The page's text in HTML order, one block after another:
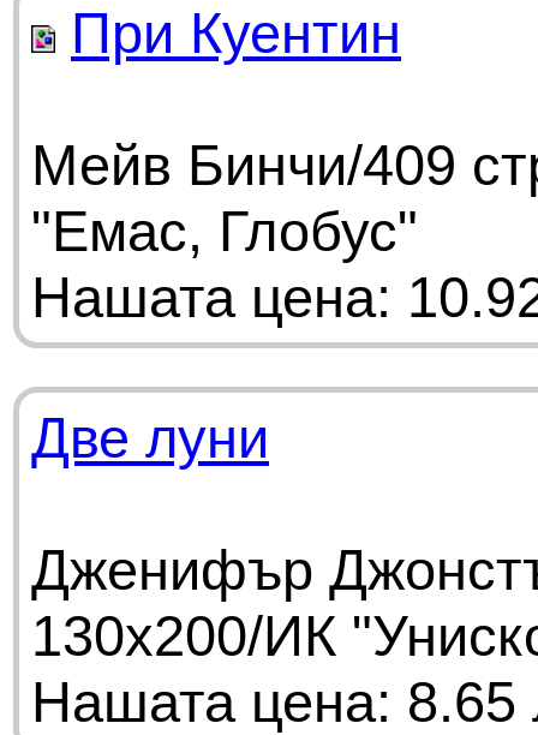
При Куентин
Мейв Бинчи/409
"Емас, Глобус"
Нашата цена:
Две луни
Дженифър
130х200/ИК
Нашата цена: 8.65